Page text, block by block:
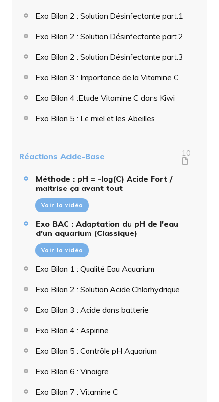
Exo Bilan 2 : Solution Désinfectante part.1
Exo Bilan 2 : Solution Désinfectante part.2
Exo Bilan 2 : Solution Désinfectante part.3
Exo Bilan 3 : Importance de la Vitamine C
Exo Bilan 4 :Etude Vitamine C dans Kiwi
Exo Bilan 5 : Le miel et les Abeilles
Réactions Acide-Base 10
Méthode : pH = -log(C) Acide Fort /
maitrise ça avant tout
Voir la vidéo
Exo BAC : Adaptation du pH de l'eau
d'un aquarium (Classique)
Voir la vidéo
Exo Bilan 1 : Qualité Eau Aquarium
Exo Bilan 2 : Solution Acide Chlorhydrique
Exo Bilan 3 : Acide dans batterie
Exo Bilan 4 : Aspirine
Exo Bilan 5 : Contrôle pH Aquarium
Exo Bilan 6 : Vinaigre
Exo Bilan 7 : Vitamine C